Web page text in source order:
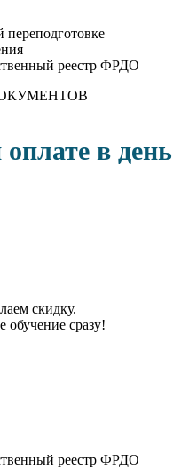
реестр ФРДО
в день
скидку.
обучение сразу!
реестр ФРДО